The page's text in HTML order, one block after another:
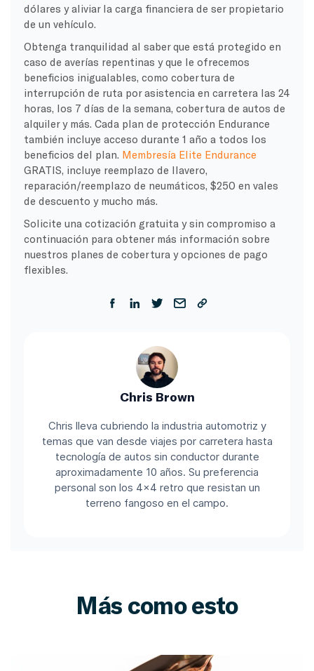
dólares y aliviar la carga financiera de ser propietario
de un vehículo.
Obtenga tranquilidad al saber que está protegido en
caso de averías repentinas y que le ofrecemos
beneficios inigualables, como cobertura de
interrupción de ruta por asistencia en carretera las 24
horas, los 7 días de la semana, cobertura de autos de
alquiler y más. Cada plan de protección Endurance
también incluye acceso durante 1 año a todos los
beneficios del plan. Membresía Elite Endurance
GRATIS, incluye reemplazo de llavero,
reparación/reemplazo de neumáticos, $250 en vales
de descuento y mucho más.
Solicite una cotización gratuita y sin compromiso a
continuación para obtener más información sobre
nuestros planes de cobertura y opciones de pago
flexibles.
Chris Brown
Chris lleva cubriendo la industria automotriz y
temas que van desde viajes por carretera hasta
tecnología de autos sin conductor durante
aproximadamente 10 años. Su preferencia
personal son los 4x4 retro que resistan un
terreno fangoso en el campo.
Más como esto